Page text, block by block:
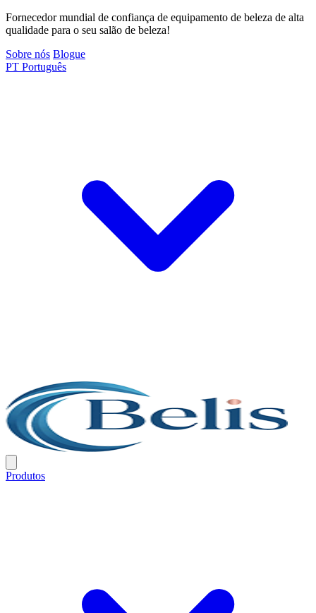
Fornecedor mundial de confiança de equipamento de beleza de alta
qualidade para o seu salão de beleza!
Sobre nós Blogue
PT Português
Produtos